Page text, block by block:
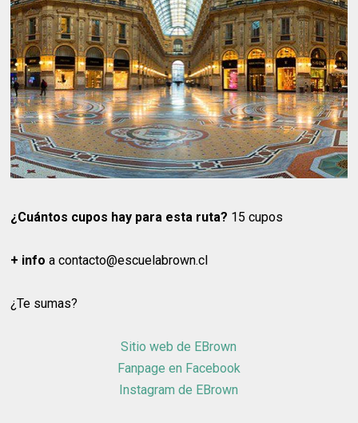
¿Cuántos cupos hay para esta ruta? 15 cupos
+ info a contacto@escuelabrown.cl
¿Te sumas?
Sitio web de EBrown
Fanpage en Facebook
Instagram de EBrown